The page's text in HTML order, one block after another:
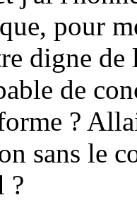
pour
digne de
de
?
sans le
?